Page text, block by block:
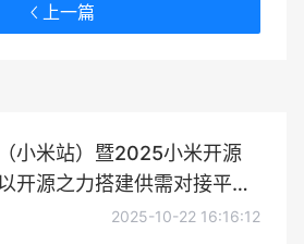
上一篇
小米站）暨2025小米开源
开源之力搭建供需对接平
2025-10-22 16:16:12